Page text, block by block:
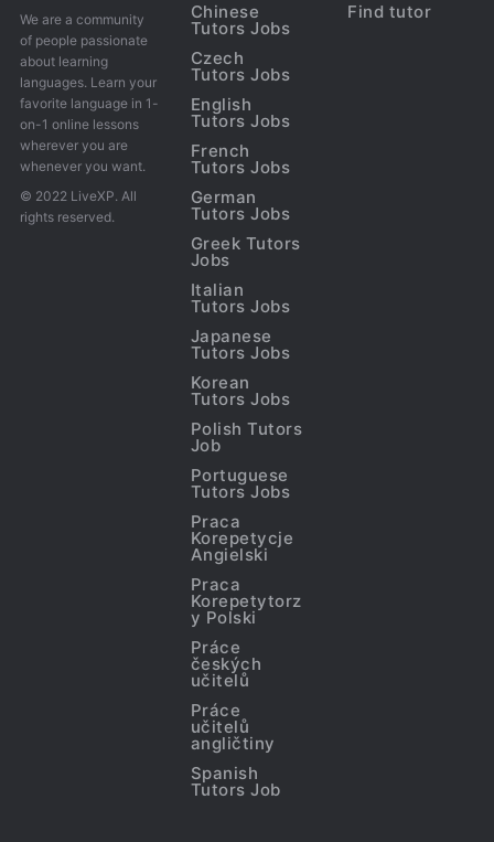
We are a community
of people passionate
about learning
languages. Learn your
favorite language in 1-
on-1 online lessons
wherever you are
whenever you want.
© 2022 LiveXP. All
rights reserved.
Chinese
Tutors Jobs
Czech
Tutors Jobs
English
Tutors Jobs
French
Tutors Jobs
German
Tutors Jobs
Greek Tutors
Jobs
Italian
Tutors Jobs
Japanese
Tutors Jobs
Korean
Tutors Jobs
Polish Tutors
Job
Portuguese
Tutors Jobs
Praca
Korepetycje
Angielski
Praca
Korepetytorz
y Polski
Práce
českých
učitelů
Práce
učitelů
angličtiny
Spanish
Tutors Job
Find tutor